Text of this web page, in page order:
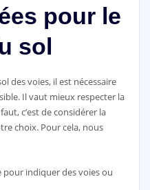
pour le
sol
des voies, il est nécessaire
Il vaut mieux respecter la
c’est de considérer la
choix. Pour cela, nous
pour indiquer des voies ou